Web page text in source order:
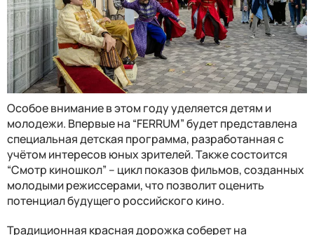
Особое внимание в этом году уделяется детям и
молодежи. Впервые на “FERRUM” будет представлена
специальная детская программа, разработанная с
учётом интересов юных зрителей. Также состоится
“Смотр киношкол” – цикл показов фильмов, созданных
молодыми режиссерами, что позволит оценить
потенциал будущего российского кино.
Традиционная красная дорожка соберет на